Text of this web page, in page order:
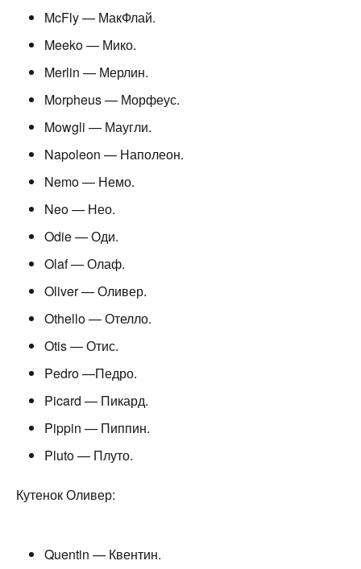
McFly — МакФлай.
Meeko — Мико.
Merlin — Мерлин.
Morpheus — Морфеус.
Mowgli — Маугли.
Napoleon — Наполеон.
Nemo — Немо.
Neo — Нео.
Odie — Оди.
Olaf — Олаф.
Oliver — Оливер.
Othello — Отелло.
Otis — Отис.
Pedro —Педро.
Picard — Пикард.
Pippin — Пиппин.
Pluto — Плуто.
Кутенок Оливер:
Quentin — Квентин.